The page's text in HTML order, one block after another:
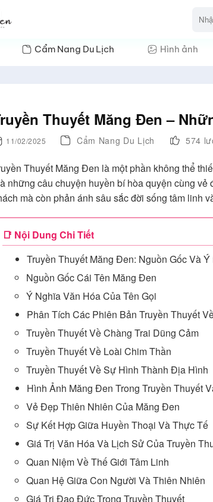
Cẩm Nang Du Lịch Hình ảnh
Thuyết Măng Đen –
11/02/2025 Cẩm Nang Du Lịch 574
Thuyết Măng Đen là một phần không thể
những câu chuyện huyền bí hòa quyện cùng
mà còn phản ánh sâu sắc đời sống tâm linh
📑 Nội Dung Chi Tiết
Truyền Thuyết Măng Đen: Nguồn Gốc Và
Nguồn Gốc Cái Tên Măng Đen
Ý Nghĩa Văn Hóa Của Tên Gọi
Phân Tích Các Phiên Bản Truyền Thuyết
Truyền Thuyết Về Chàng Trai Dũng Cảm
Truyền Thuyết Về Loài Chim Thần
Truyền Thuyết Về Sự Hình Thành Địa Hình
Hình Ảnh Măng Đen Trong Truyền Thuyết
Vẻ Đẹp Thiên Nhiên Của Măng Đen
Sự Kết Hợp Giữa Huyền Thoại Và Thực Tế
Giá Trị Văn Hóa Và Lịch Sử Của Truyền
Quan Niệm Về Thế Giới Tâm Linh
Quan Hệ Giữa Con Người Và Thiên Nhiên
Giá Trị Đạo Đức Trong Truyền Thuyết